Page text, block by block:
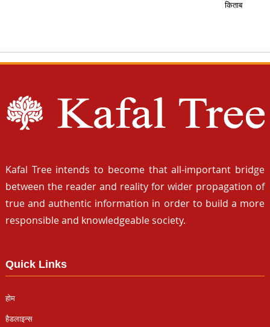
किताब
Kafal Tree intends to become that all-important bridge
between the reader and reality for wider propagation of
true and authentic information in order to build a more
responsible and knowledgeable society.
Quick Links
होम
हैडलाइन्स